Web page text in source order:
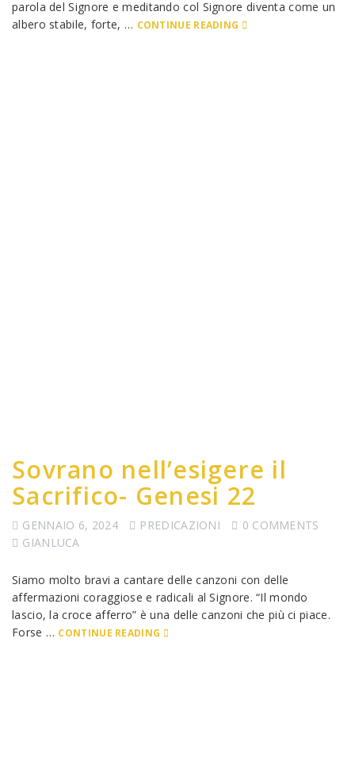
parola del Signore e meditando col Signore diventa come un
albero stabile, forte, … CONTINUE READING
Sovrano nell’esigere il
Sacrifico- Genesi 22
GENNAIO 6, 2024 PREDICAZIONI
0 COMMENTS
GIANLUCA
Siamo molto bravi a cantare delle canzoni con delle
affermazioni coraggiose e radicali al Signore. “Il mondo
lascio, la croce afferro” è una delle canzoni che più ci piace.
Forse … CONTINUE READING